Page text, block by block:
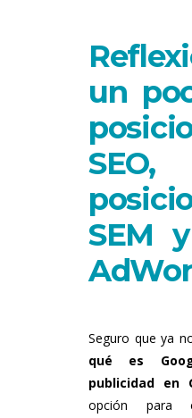
un
SEO,
SEM
Seguro que ya
qué es
publicidad en
opción para